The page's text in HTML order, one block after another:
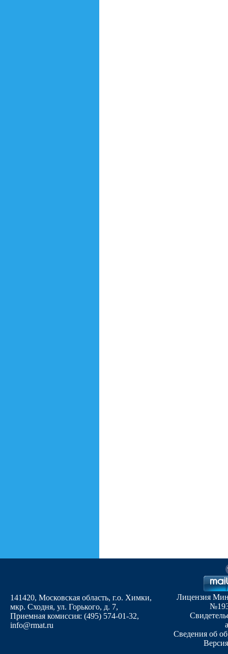
141420, Московская область, г.о. Химки,
мкр. Сходня, ул. Горького, д. 7,
Приемная комиссия: (495) 574-01-32,
info@rmat.ru
Лицензия
Сведения об